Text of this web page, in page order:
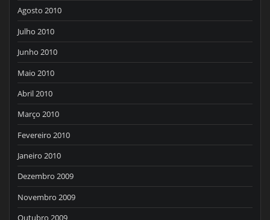
Agosto 2010
Julho 2010
Junho 2010
Maio 2010
Abril 2010
Março 2010
Fevereiro 2010
Janeiro 2010
Dezembro 2009
Novembro 2009
Outubro 2009